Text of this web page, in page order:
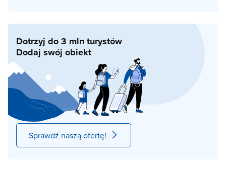
Dotrzyj do 3 mln turystów
Dodaj swój obiekt
Sprawdź naszą ofertę!